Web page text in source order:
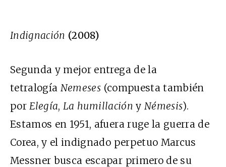
Indignación (2008)
Segunda y mejor entrega de la
tetralogía Nemeses (compuesta también
por Elegía, La humillacióny Némesis).
Estamos en 1951, afuera ruge la guerra de
Corea, y el indignado perpetuo Marcus
Messner busca escapar primero de su